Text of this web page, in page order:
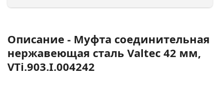
Описание - Муфта соединительная
нержавеющая сталь Valtec 42 мм,
VTi.903.I.004242